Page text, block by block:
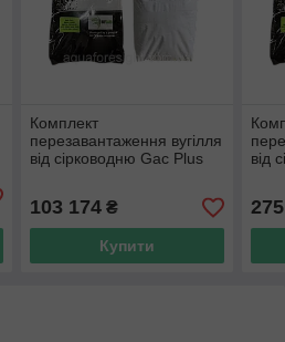
Комплект
перезавантаження вугілля
від сірководню Gac Plus
103 174₴
Купити
від